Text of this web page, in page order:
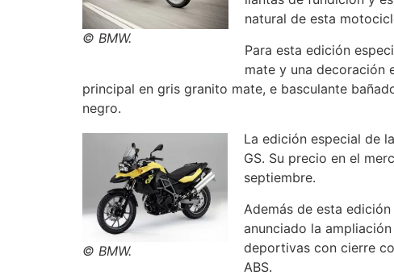
© BMW.
natural de esta
Para esta edición
mate y una decoración
principal en gris granito mate, e basculante
negro.
© BMW.
La edición especial de
GS. Su precio en el
septiembre.
Además de esta
anunciado la
deportivas con cierre
ABS.